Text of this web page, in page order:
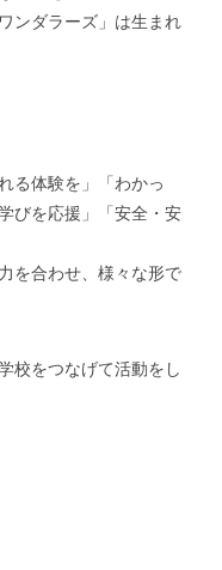
ンダラーズ」は生まれ
る体験を」「わかっ
びを応援」「安全・安
を合わせ、様々な形で
校をつなげて活動をし